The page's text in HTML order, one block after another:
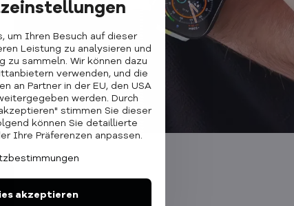
um Ihren Besuch auf dieser
Leistung zu analysieren und
zu sammeln. Wir können dazu
verwenden, und die
an Partner in der EU, den USA
werden. Durch
stimmen Sie dieser
können Sie detaillierte
Ihre Präferenzen anpassen.
akzeptieren